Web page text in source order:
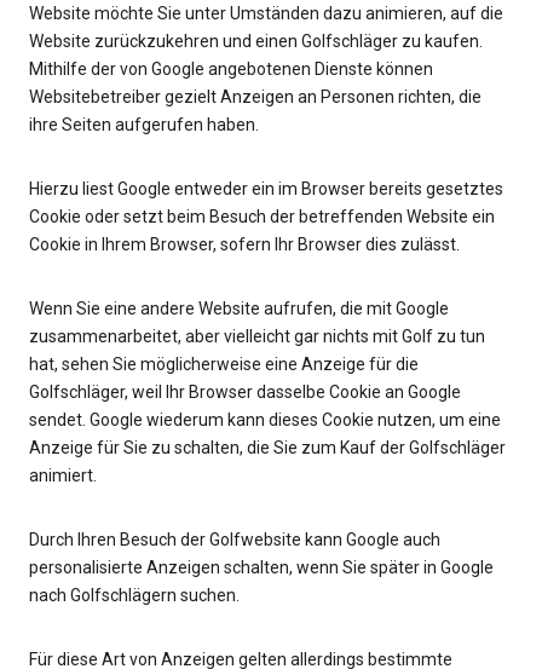
Website möchte Sie unter Umständen dazu animieren, auf die
Website zurückzukehren und einen Golfschläger zu kaufen.
Mithilfe der von Google angebotenen Dienste können
Websitebetreiber gezielt Anzeigen an Personen richten, die
ihre Seiten aufgerufen haben.
Hierzu liest Google entweder ein im Browser bereits gesetztes
Cookie oder setzt beim Besuch der betreffenden Website ein
Cookie in Ihrem Browser, sofern Ihr Browser dies zulässt.
Wenn Sie eine andere Website aufrufen, die mit Google
zusammenarbeitet, aber vielleicht gar nichts mit Golf zu tun
hat, sehen Sie möglicherweise eine Anzeige für die
Golfschläger, weil Ihr Browser dasselbe Cookie an Google
sendet. Google wiederum kann dieses Cookie nutzen, um eine
Anzeige für Sie zu schalten, die Sie zum Kauf der Golfschläger
animiert.
Durch Ihren Besuch der Golfwebsite kann Google auch
personalisierte Anzeigen schalten, wenn Sie später in Google
nach Golfschlägern suchen.
Für diese Art von Anzeigen gelten allerdings bestimmte